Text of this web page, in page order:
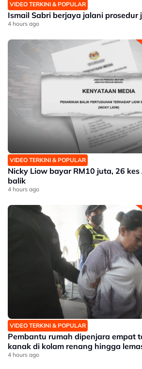
VIDEO TERKINI & POPULAR
Ismail Sabri berjaya jalani prosedur
4 hours ago
VIDEO TERKINI & POPULAR
Nicky Liow bayar RM10 juta, 26
balik
4 hours ago
VIDEO TERKINI & POPULAR
Pembantu rumah dipenjara empat
kanak di kolam renang hingga
4 hours ago